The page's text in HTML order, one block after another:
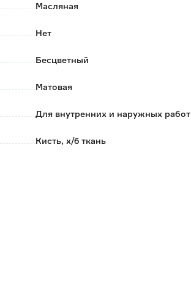
Масляная
Нет
Бесцветный
Матовая
Для внутренних и наружных работ
Кисть, х/б ткань